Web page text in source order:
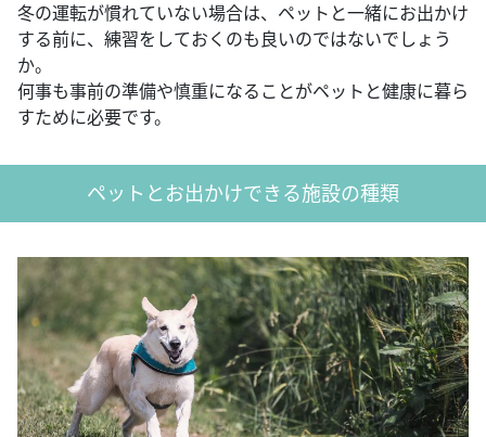
冬の運転が慣れていない場合は、ペットと一緒にお出かけ
する前に、練習をしておくのも良いのではないでしょう
か。
何事も事前の準備や慎重になることがペットと健康に暮ら
すために必要です。
ペットとお出かけできる施設の種類